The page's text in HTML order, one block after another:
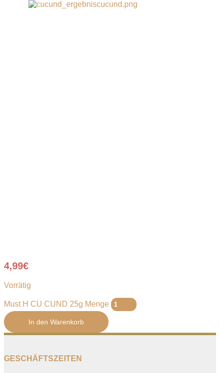
4,99€
Vorrätig
Must H CU CUND 25g Menge
In den Warenkorb
GESCHÄFTSZEITEN